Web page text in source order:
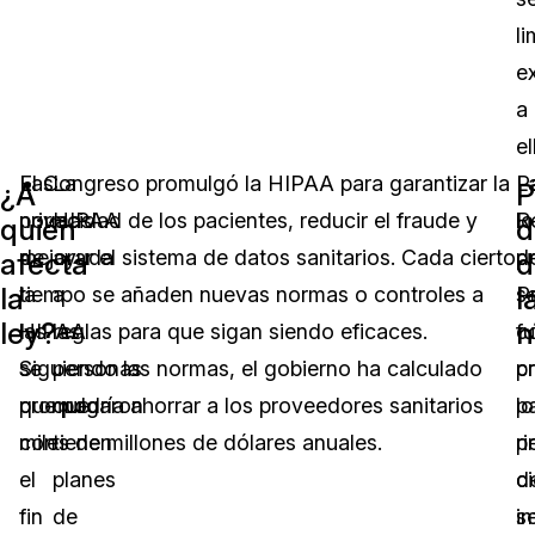
a
¿A
quién
afecta
la
ley?
Las
normas
de
la
HIPAA
se
promulgaron
con
el
fin
La
HIPAA
ayuda
a
las
personas
que
tienen
planes
de
El Congreso promulgó la HIPAA para garantizar la
privacidad de los pacientes, reducir el fraude y
mejorar el sistema de datos sanitarios. Cada cierto
tiempo se añaden nuevas normas o controles a
las reglas para que sigan siendo eficaces.
Siguiendo las normas, el gobierno ha calculado
que podría ahorrar a los proveedores sanitarios
miles de millones de dólares anuales.